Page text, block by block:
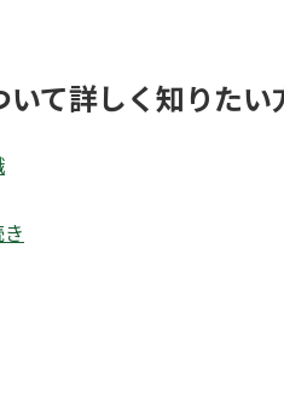
いて詳しく知りたい